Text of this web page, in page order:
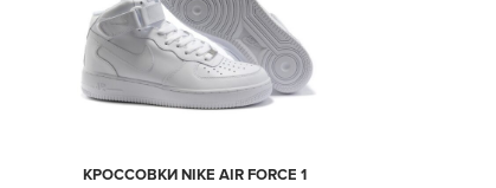
КРОССОВКИ NIKE AIR FORCE 1